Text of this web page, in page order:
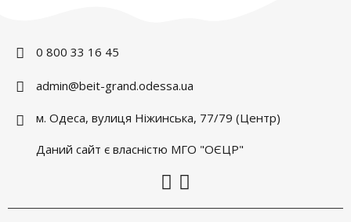
0 800 33 16 45
admin@beit-grand.odessa.ua
м. Одеса, вулиця Ніжинська, 77/79 (Центр)
Даний сайт є власністю МГО "ОЄЦР"